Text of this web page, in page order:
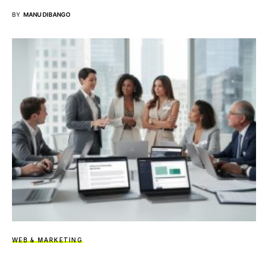
BY MANU DIBANGO
WEB & MARKETING